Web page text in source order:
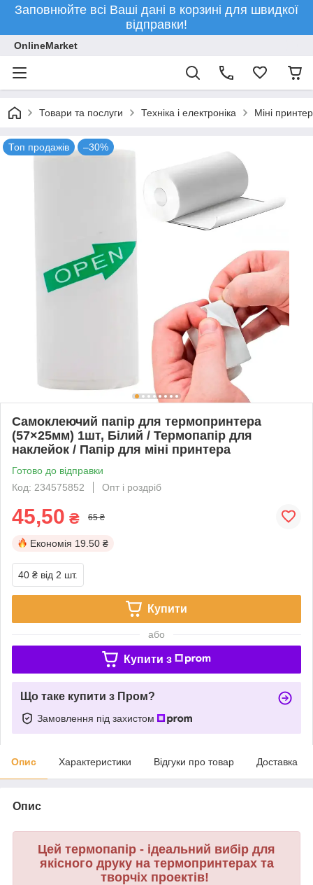
Заповнюйте всі Ваші дані в корзині для швидкої
відправки!
OnlineMarket
Товари та послуги Техніка і електроніка Міні
Топ продажів –30%
Самоклеючий папір для термопринтера
(57×25мм) 1шт, Білий / Термопапір для
наклейок / Папір для міні принтера
Готово до відправки
Код: 234575852
Опт і роздріб
45,50 ₴ 65 ₴
Економія 19.50 ₴
40 ₴ від 2 шт.
Купити
або
Купити з
Що таке купити з Пром?
Замовлення під захистом
Опис Характеристики Відгуки про товар Доставка
Опис
Цей термопапір - ідеальний вибір для
якісного друку на термопринтерах та
творчіх проектів!